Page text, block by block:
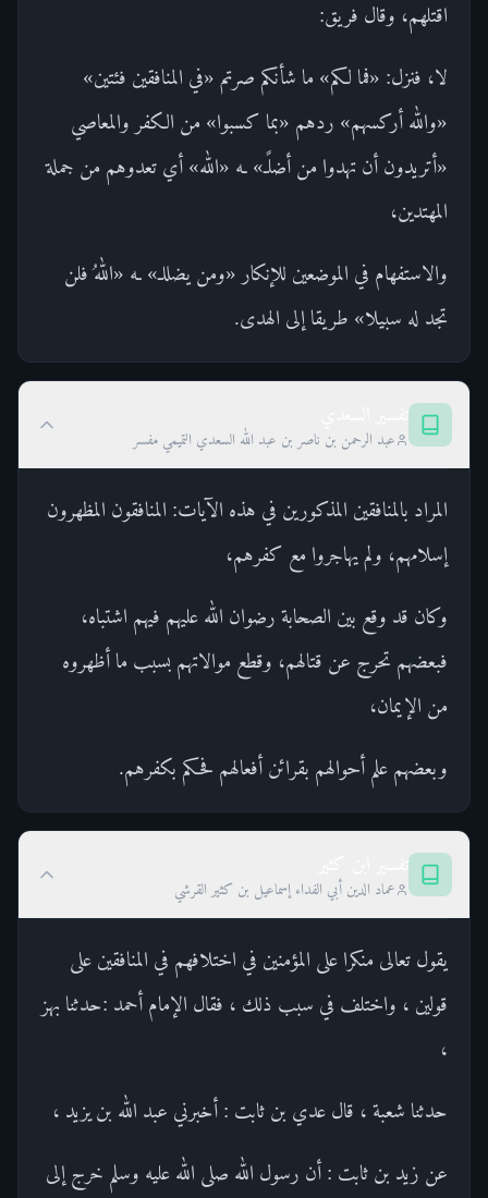
اقتلهم، وقال فريق:
لا، فنزل: «فما لكم» ما شأنكم صرتم «في المنافقين فئتين»
«والله أركسهم» ردهم «بما كسبوا» من الكفر والمعاصي
«أتريدون أن تهدوا من أضلًـ» ـه «الله» أي تعدوهم من جملة
المهتدين،
والاستفهام في الموضعين للإنكار «ومن يضللـ» ـه «اللهُ فلن
تجد له سبيلا» طريقا إلى الهدى.
عبد الرحمن بن ناصر بن عبد الله السعدي التميمي مفسر
المراد بالمنافقين المذكورين في هذه الآيات: المنافقون المظهرون
إسلامهم، ولم يهاجروا مع كفرهم،
وكان قد وقع بين الصحابة رضوان الله عليهم فيهم اشتباه،
فبعضهم تحرج عن قتالهم، وقطع موالاتهم بسبب ما أظهروه
من الإيمان،
وبعضهم علم أحوالهم بقرائن أفعالهم فحكم بكفرهم.
عماد الدين أبي الفداء إسماعيل بن كثير القرشي
يقول تعالى منكرا على المؤمنين في اختلافهم في المنافقين على
قولين ، واختلف في سبب ذلك ، فقال الإمام أحمد :حدثنا بهز
،
حدثنا شعبة ، قال عدي بن ثابت : أخبرني عبد الله بن يزيد ،
عن زيد بن ثابت : أن رسول الله صلى الله عليه وسلم خرج إلى